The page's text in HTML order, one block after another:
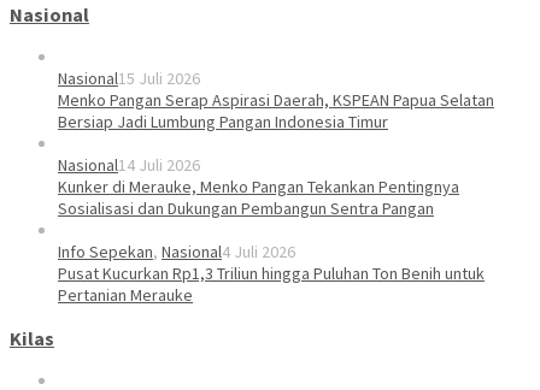
Nasional
Nasional15 Juli 2026
Menko Pangan Serap Aspirasi Daerah, KSPEAN Papua Selatan
Bersiap Jadi Lumbung Pangan Indonesia Timur
Nasional14 Juli 2026
Kunker di Merauke, Menko Pangan Tekankan Pentingnya
Sosialisasi dan Dukungan Pembangun Sentra Pangan
Info Sepekan, Nasional4 Juli 2026
Pusat Kucurkan Rp1,3 Triliun hingga Puluhan Ton Benih untuk
Pertanian Merauke
Kilas